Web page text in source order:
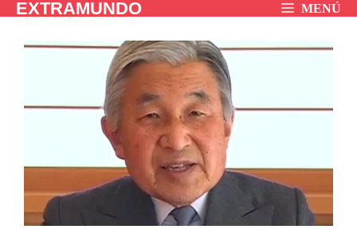
Saltar
contenido
EXTRAMUNDO MENÚ